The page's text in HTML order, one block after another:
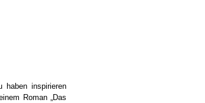
haben inspirieren
Roman „Das